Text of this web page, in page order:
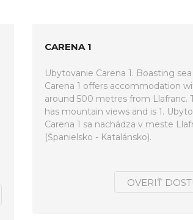
CARENA 1
Ubytovanie Carena 1. Boasting
Carena 1 offers accommodation
around 500 metres from Llafranc.
has mountain views and is 1.
Carena 1 sa nachádza v meste
(Španielsko - Katalánsko).
OVERIŤ